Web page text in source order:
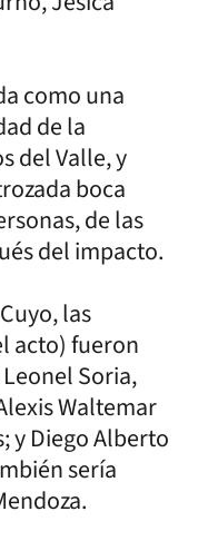
como una
de la
del Valle, y
boca
de las
del impacto.
las
acto) fueron
Soria,
Waltemar
y Diego Alberto
sería